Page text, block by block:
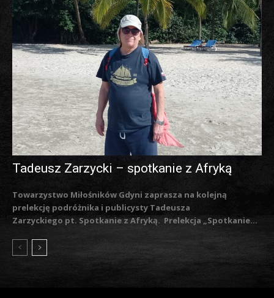
Tadeusz Zarzycki – spotkanie z Afryką
Towarzystwo Miłośników Gdyni zaprasza na kolejną
prelekcję podróżnika i publicysty Tadeusza
Zarzyckiego pt. Spotkanie z Afryką. Prelekcja „Spotkanie...